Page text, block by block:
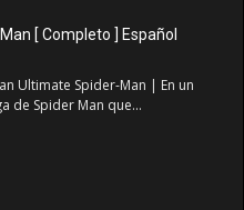
[ Completo ] Español
Ultimate Spider-Man | En un
de Spider Man que...